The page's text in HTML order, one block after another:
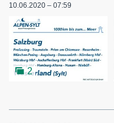
10.06.2020 – 07:59
2